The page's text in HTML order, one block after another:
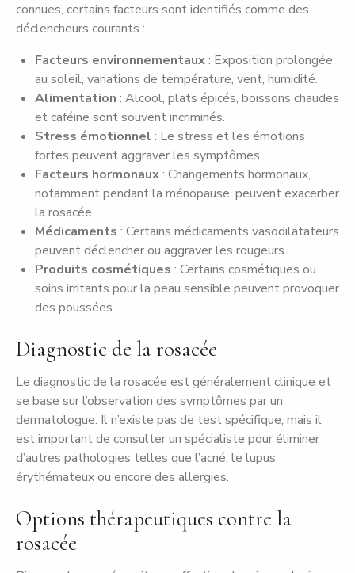
connues, certains facteurs sont identifiés comme des
déclencheurs courants :
Facteurs environnementaux: Exposition prolongée
au soleil, variations de température, vent, humidité.
Alimentation : Alcool, plats épicés, boissons chaudes
et caféine sont souvent incriminés.
Stress émotionnel : Le stress et les émotions
fortes peuvent aggraver les symptômes.
Facteurs hormonaux: Changements hormonaux,
notamment pendant la ménopause, peuvent exacerber
la rosacée.
Médicaments : Certains médicaments vasodilatateurs
peuvent déclencher ou aggraver les rougeurs.
Produits cosmétiques : Certains cosmétiques ou
soins irritants pour la peau sensible peuvent provoquer
des poussées.
Diagnostic de la rosacée
Le diagnostic de la rosacée est généralement clinique et
se base sur l’observation des symptômes par un
dermatologue. Il n’existe pas de test spécifique, mais il
est important de consulter un spécialiste pour éliminer
d’autres pathologies telles que l’acné, le lupus
érythémateux ou encore des allergies.
Options thérapeutiques contre la
rosacée